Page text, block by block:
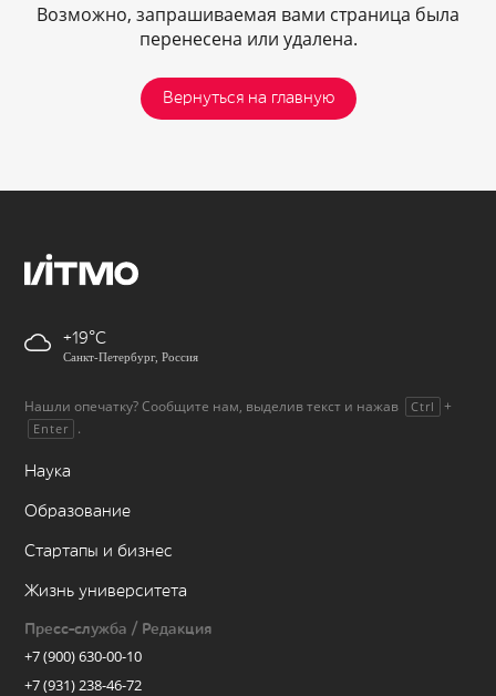
Возможно, запрашиваемая вами страница была
перенесена или удалена.
Вернуться на главную
+19
Санкт-Петербург, Россия
Нашли опечатку? Сообщите нам, выделив текст и нажав Ctrl +
Enter .
Наука
Образование
Стартапы и бизнес
Жизнь университета
Пресс-служба / Редакция
+7 (900) 630-00-10
+7 (931) 238-46-72